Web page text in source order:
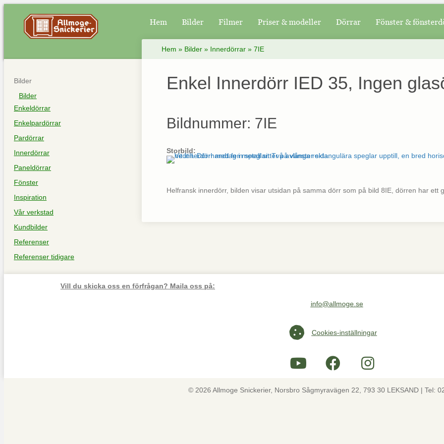
Hem Bilder Filmer Priser & modeller Dörrar Fönster &
Bilder
Bilder
Enkeldörrar
Enkelpardörrar
Pardörrar
Innerdörrar
Paneldörrar
Fönster
Inspiration
Vår verkstad
Kundbilder
Referenser
Referenser tidigare
Hem » Bilder» Innerdörrar» 7IE
Enkel Innerdörr IED 35, Ingen
Bildnummer: 7IE
Storbild:
Helfransk innerdörr, bilden visar utsidan på samma dörr som på bild 8IE, dörren har ett
Vill du skicka oss en förfrågan? Maila oss på:
Maila oss på info@allmoge.se
info@allmoge.se
Cookies-inställningar
Cookies-inställningar
© 2026 Allmoge Snickerier, Norsbro Sågmyravägen 22, 793 30 LEKSAND | Tel: